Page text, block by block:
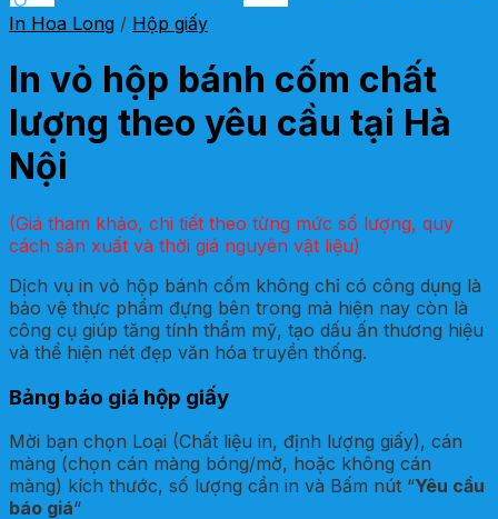
In Hoa Long / Hộp giấy
In vỏ hộp bánh cốm chất
lượng theo yêu cầu tại Hà
Nội
(Giá tham khảo, chi tiết theo từng mức số lượng, quy
cách sản xuất và thời giá nguyên vật liệu)
Dịch vụ in vỏ hộp bánh cốm không chỉ có công dụng là
bảo vệ thực phẩm đựng bên trong mà hiện nay còn là
công cụ giúp tăng tính thẩm mỹ, tạo dấu ấn thương hiệu
và thể hiện nét đẹp văn hóa truyền thống.
Bảng báo giá hộp giấy
Mời bạn chọn Loại (Chất liệu in, định lượng giấy), cán
màng (chọn cán màng bóng/mờ, hoặc không cán
màng) kích thước, số lượng cần in và Bấm nút “Yêu cầu
báo giá“